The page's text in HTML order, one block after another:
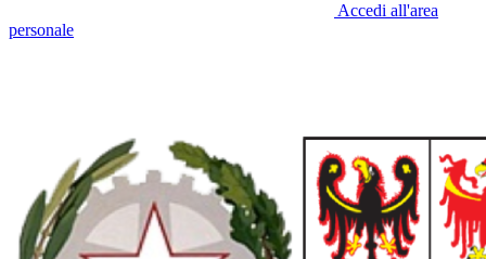
Accedi all'area
personale